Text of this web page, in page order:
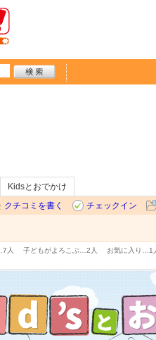
Kidsとおでかけ
クチコミを書く
チェックイン
7人 子どもがよろこぶ… 2人 お気に入り… 1